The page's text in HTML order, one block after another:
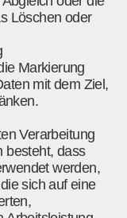
Löschen oder
Markierung
mit dem Ziel,
Verarbeitung
besteht, dass
werden,
sich auf eine